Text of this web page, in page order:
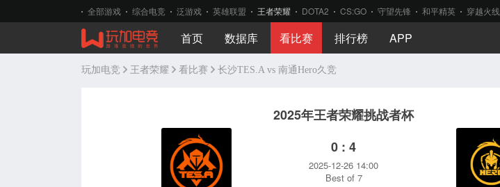
全部游戏 综合电竞 泛游戏 英雄联盟 王者荣耀 DOTA2 CS:GO 守望先锋 和平精英 穿越火线
首页 数据库 看比赛 排行榜 APP
玩加电竞 王者荣耀 看比赛 长沙TES.A vs 南通Hero久竞
2025年王者荣耀挑战者杯
0 : 4
2025-12-26 14:00
Best of 7